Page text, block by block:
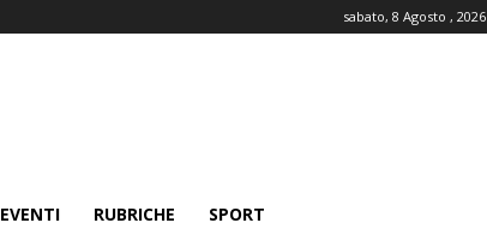
sabato, 8 Agosto , 2026
EVENTI RUBRICHE SPORT